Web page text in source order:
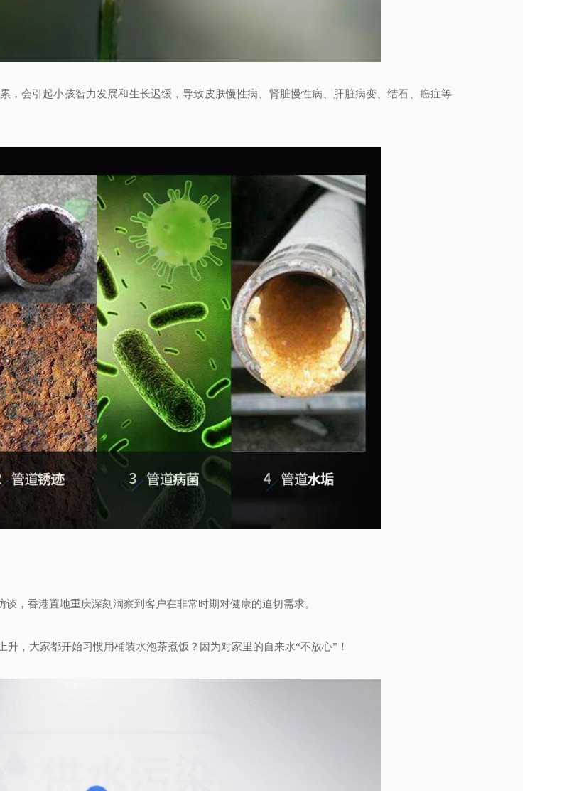
，会引起小孩智力发展和生长迟缓，导致皮肤慢性病、肾脏慢性病、肝脏病变、结石、癌症等
，香港置地重庆深刻洞察到客户在非常时期对健康的迫切需求。
，大家都开始习惯用桶装水泡茶煮饭？因为对家里的自来水“不放心”！